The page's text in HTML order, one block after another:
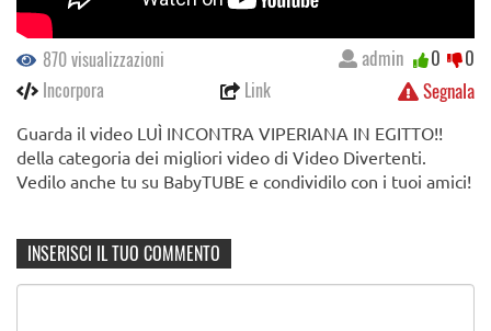
870 visualizzazioni
Incorpora
Link Segnala
admin 0 0
Guarda il video LUÌ INCONTRA VIPERIANA IN EGITTO!!
della categoria dei migliori video di Video Divertenti.
Vedilo anche tu su BabyTUBE e condividilo con i tuoi amici!
INSERISCI IL TUO COMMENTO